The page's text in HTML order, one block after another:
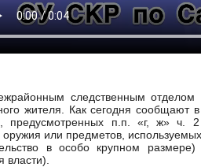
следственным отделом
жителя. Как сегодня
предусмотренных п.п. «г, ж»
или предметов,
в особо крупном
власти).